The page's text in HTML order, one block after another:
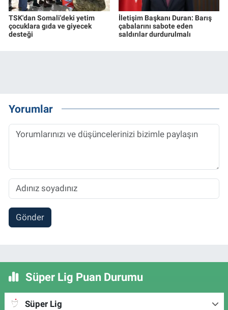
TSK'dan Somali'deki yetim
çocuklara gıda ve giyecek
desteği
İletişim Başkanı Duran: Barış
çabalarını sabote eden
saldırılar durdurulmalı
Yorumlar
Gönder
Süper Lig Puan Durumu
Süper Lig